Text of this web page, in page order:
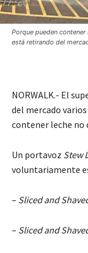
Porque pueden
está retirando del
NORWALK.- El
del mercado
contener leche no
Un portavoz Stew
voluntariamente
– Sliced and
– Sliced and